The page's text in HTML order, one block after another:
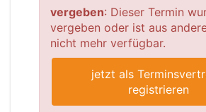
vergeben: Dieser Termin
vergeben oder ist aus
nicht mehr verfügbar.
jetzt als
registrieren